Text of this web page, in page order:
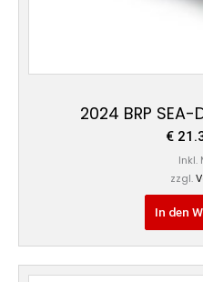
2024 BRP SEA-
€
Inkl.
zzgl.
In den